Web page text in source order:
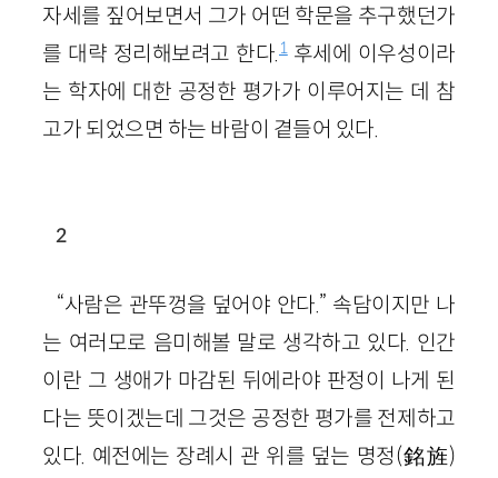
자세를 짚어보면서 그가 어떤 학문을 추구했던가
를 대략 정리해보려고 한다. 1후세에 이우성이라
는 학자에 대한 공정한 평가가 이루어지는 데 참
고가 되었으면 하는 바람이 곁들어 있다.
2
“사람은 관뚜껑을 덮어야 안다.” 속담이지만 나
는 여러모로 음미해볼 말로 생각하고 있다. 인간
이란 그 생애가 마감된 뒤에라야 판정이 나게 된
다는 뜻이겠는데 그것은 공정한 평가를 전제하고
있다. 예전에는 장례시 관 위를 덮는 명정(銘旌)